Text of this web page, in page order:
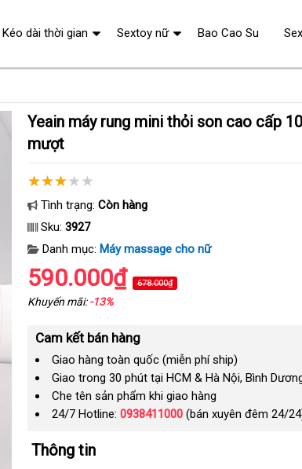
Yeain máy rung mini thỏi son cao cấp 10 chế độ rung
mượt
Tình trạng: Còn hàng
Sku: 3927
Danh mục: Máy massage cho nữ
590.000₫ 678.000₫
Khuyến mãi:-13%
Cam kết bán hàng
Giao hàng toàn quốc (miễn phí ship)
Giao trong 30 phút tại HCM & Hà Nội, Bình
Che tên sản phẩm khi giao hàng
24/7 Hotline: 0938411000(bán xuyên đêm 24/
Thông tin
Kéo dài thời gian Sextoy nữ Bao Cao Su